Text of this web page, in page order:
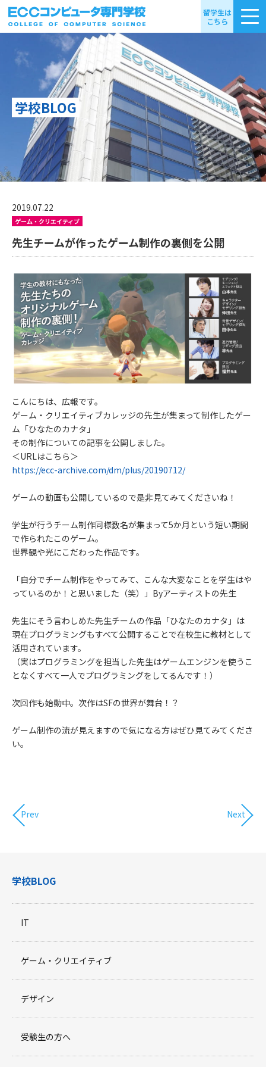
留学生は
こちら
学校BLOG
2019.07.22
ゲーム・クリエイティブ
先生チームが作ったゲーム制作の裏側を公開
こんにちは、広報です。
ゲーム・クリエイティブカレッジの先生が集まって制作したゲー
ム「ひなたのカナタ」
その制作についての記事を公開しました。
＜URLはこちら＞
https://ecc-archive.com/dm/plus/20190712/
ゲームの動画も公開しているので是非見てみてくださいね！
学生が行うチーム制作同様数名が集まって5か月という短い期間
で作られたこのゲーム。
世界観や光にこだわった作品です。
「自分でチーム制作をやってみて、こんな大変なことを学生はや
っているのか！と思いました（笑）」Byアーティストの先生
先生にそう言わしめた先生チームの作品「ひなたのカナタ」は
現在プログラミングもすべて公開することで在校生に教材として
活用されています。
（実はプログラミングを担当した先生はゲームエンジンを使うこ
となくすべて一人でプログラミングをしてるんです！）
次回作も始動中。次作はSFの世界が舞台！？
ゲーム制作の流が見えますので気になる方はぜひ見てみてくださ
い。
Prev Next
学校BLOG
IT
ゲーム・クリエイティブ
デザイン
受験生の方へ